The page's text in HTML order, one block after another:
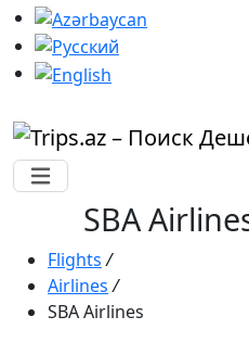
SBA
Flights /
Airlines /
SBA Airlines